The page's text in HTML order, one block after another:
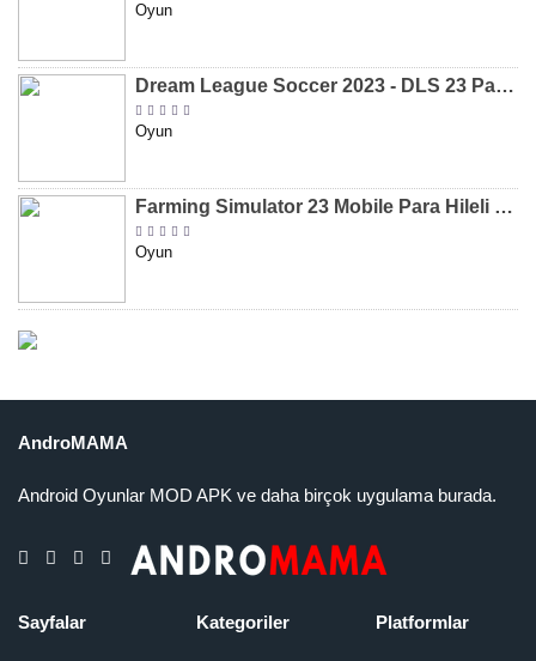
Oyun
Dream League Soccer 2023 - DLS 23 Para Hileli MOD APK [v11.020]
Oyun
Farming Simulator 23 Mobile Para Hileli MOD APK indir [v0.0.0.8]
Oyun
AndroMAMA
Android Oyunlar MOD APK ve daha birçok uygulama burada.
Sayfalar Kategoriler Platformlar